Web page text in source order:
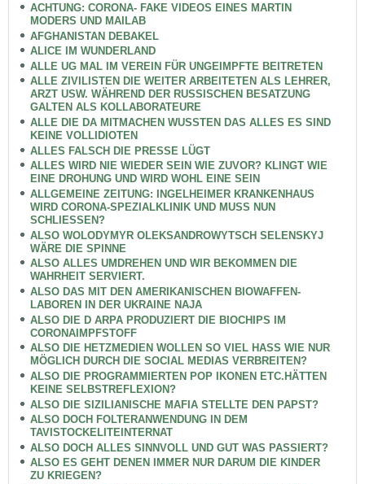
ACHTUNG: CORONA- FAKE VIDEOS EINES MARTIN
MODERS UND MAILAB
AFGHANISTAN DEBAKEL
ALICE IM WUNDERLAND
ALLE UG MAL IM VEREIN FÜR UNGEIMPFTE BEITRETEN
ALLE ZIVILISTEN DIE WEITER ARBEITETEN ALS LEHRER,
ARZT USW. WÄHREND DER RUSSISCHEN BESATZUNG
GALTEN ALS KOLLABORATEURE
ALLE DIE DA MITMACHEN WUSSTEN DAS ALLES ES SIND
KEINE VOLLIDIOTEN
ALLES FALSCH DIE PRESSE LÜGT
ALLES WIRD NIE WIEDER SEIN WIE ZUVOR? KLINGT WIE
EINE DROHUNG UND WIRD WOHL EINE SEIN
ALLGEMEINE ZEITUNG: INGELHEIMER KRANKENHAUS
WIRD CORONA-SPEZIALKLINIK UND MUSS NUN
SCHLIESSEN?
ALSO WOLODYMYR OLEKSANDROWYTSCH SELENSKYJ
WÄRE DIE SPINNE
ALSO ALLES UMDREHEN UND WIR BEKOMMEN DIE
WAHRHEIT SERVIERT.
ALSO DAS MIT DEN AMERIKANISCHEN BIOWAFFEN-
LABOREN IN DER UKRAINE NAJA
ALSO DIE D ARPA PRODUZIERT DIE BIOCHIPS IM
CORONAIMPFSTOFF
ALSO DIE HETZMEDIEN WOLLEN SO VIEL HASS WIE NUR
MÖGLICH DURCH DIE SOCIAL MEDIAS VERBREITEN?
ALSO DIE PROGRAMMIERTEN POP IKONEN ETC.HÄTTEN
KEINE SELBSTREFLEXION?
ALSO DIE SIZILIANISCHE MAFIA STELLTE DEN PAPST?
ALSO DOCH FOLTERANWENDUNG IN DEM
TAVISTOCKELITEINTERNAT
ALSO DOCH ALLES SINNVOLL UND GUT WAS PASSIERT?
ALSO ES GEHT DENEN IMMER NUR DARUM DIE KINDER
ZU KRIEGEN?